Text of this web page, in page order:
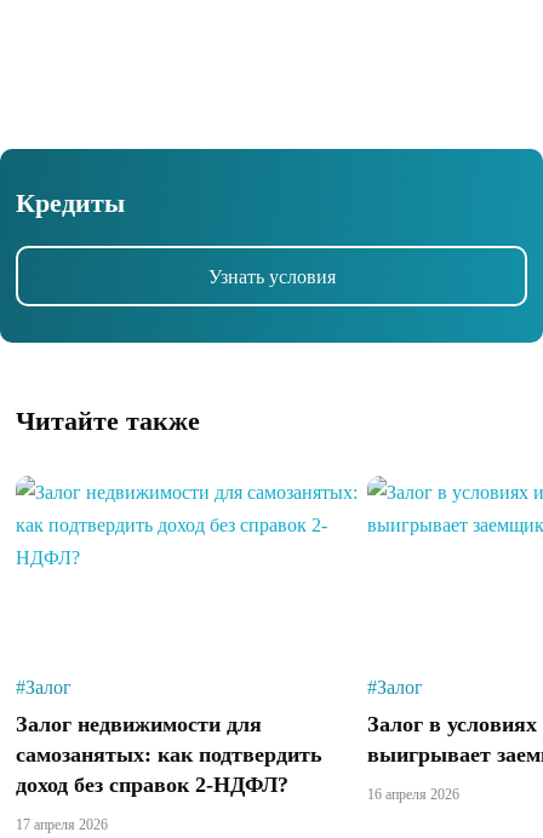
Кредиты
Узнать условия
Читайте также
#Залог
Залог недвижимости для
самозанятых: как подтвердить
доход без справок 2-НДФЛ?
17 апреля 2026
#Залог
Залог в
выигрывает
16 апреля 2026